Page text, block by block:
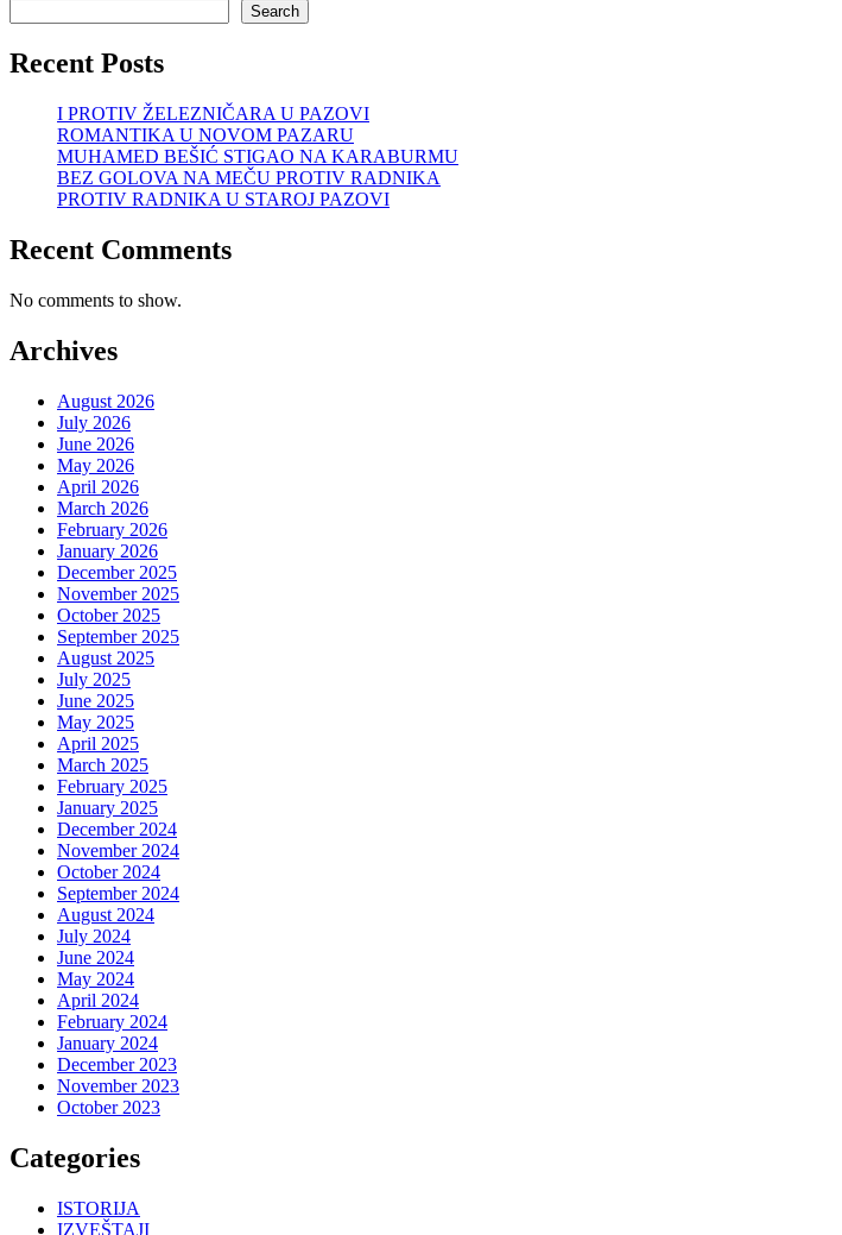
Search
Recent Posts
I PROTIV ŽELEZNIČARA U PAZOVI
ROMANTIKA U NOVOM PAZARU
MUHAMED BEŠIĆ STIGAO NA KARABURMU
BEZ GOLOVA NA MEČU PROTIV RADNIKA
PROTIV RADNIKA U STAROJ PAZOVI
Recent Comments
No comments to show.
Archives
August 2026
July 2026
June 2026
May 2026
April 2026
March 2026
February 2026
January 2026
December 2025
November 2025
October 2025
September 2025
August 2025
July 2025
June 2025
May 2025
April 2025
March 2025
February 2025
January 2025
December 2024
November 2024
October 2024
September 2024
August 2024
July 2024
June 2024
May 2024
April 2024
February 2024
January 2024
December 2023
November 2023
October 2023
Categories
ISTORIJA
IZVEŠTAJI